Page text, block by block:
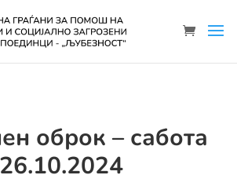
оброк – сабота
26.10.2024